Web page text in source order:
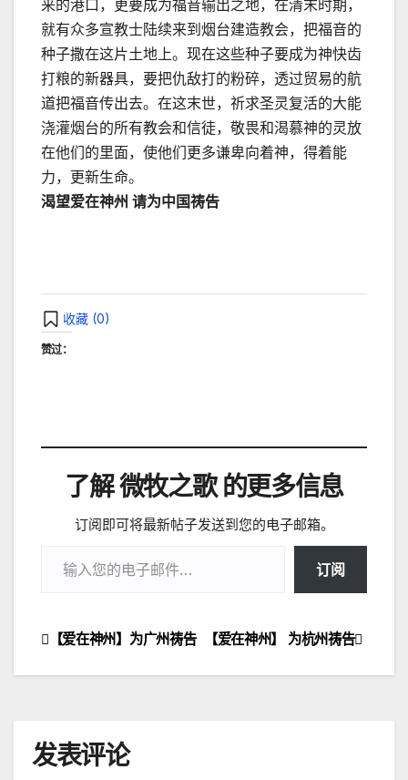
来的港口，更要成为福音输出之地，在清末时期，
就有众多宣教士陆续来到烟台建造教会，把福音的
种子撒在这片土地上。现在这些种子要成为神快齿
打粮的新器具，要把仇敌打的粉碎，透过贸易的航
道把福音传出去。在这末世，祈求圣灵复活的大能
浇灌烟台的所有教会和信徒，敬畏和渴慕神的灵放
在他们的里面，使他们更多谦卑向着神，得着能
力，更新生命。
渴望爱在神州 请为中国祷告
收藏 (0)
赞过：
了解 微牧之歌 的更多信息
订阅即可将最新帖子发送到您的电子邮箱。
订阅
文
章
航
【爱在神州】 为杭州祷告
【爱在神州】为广州祷告
发表评论